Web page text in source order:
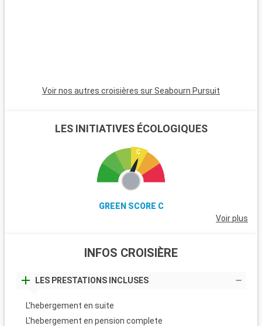
Voir nos autres croisières sur Seabourn Pursuit
LES INITIATIVES ÉCOLOGIQUES
GREEN SCORE C
Voir plus
INFOS CROISIÈRE
LES PRESTATIONS INCLUSES
L'hebergement en suite
L'hebergement en pension complete